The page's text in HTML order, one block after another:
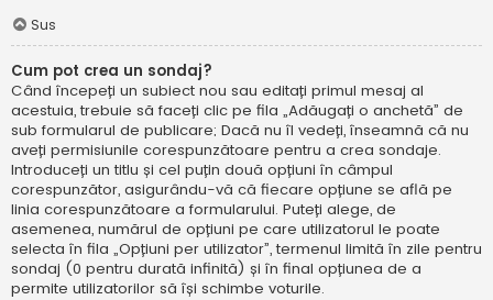
Sus
Cum pot crea un sondaj?
Când începeți un subiect nou sau editați primul mesaj al
acestuia, trebuie să faceți clic pe fila „Adăugați o anchetă” de
sub formularul de publicare; Dacă nu îl vedeți, înseamnă că nu
aveți permisiunile corespunzătoare pentru a crea sondaje.
Introduceți un titlu și cel puțin două opțiuni în câmpul
corespunzător, asigurându-vă că fiecare opțiune se află pe
linia corespunzătoare a formularului. Puteți alege, de
asemenea, numărul de opțiuni pe care utilizatorul le poate
selecta în fila „Opțiuni per utilizator”, termenul limită în zile pentru
sondaj (0 pentru durată infinită) și în final opțiunea de a
permite utilizatorilor să își schimbe voturile.